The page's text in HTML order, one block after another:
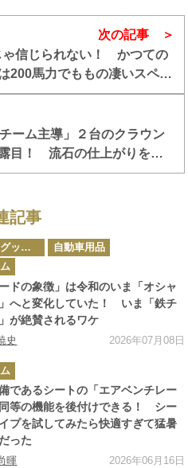
ーム主導」２台のクラウン
目！ 流石の仕上がりをみ
権もあるぞ!!【AMA2026】
次の記事
ゃ信じられない！ かつての
200馬力でももの凄いスペッ
記事
カー用品・グッズ情報
自動車用品
ドの象徴」は令和のいま「オシャ
へと変化していた！ いま「鉄チ
が絶賛されるワケ
史 2026年07月08日
であるシートの「エアベンチレー
等の機能を後付けできる！ シー
プを試してみたら快適すぎて猛暑
った
暉 2026年06月16日